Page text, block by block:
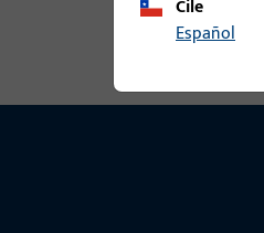
Čile
Español